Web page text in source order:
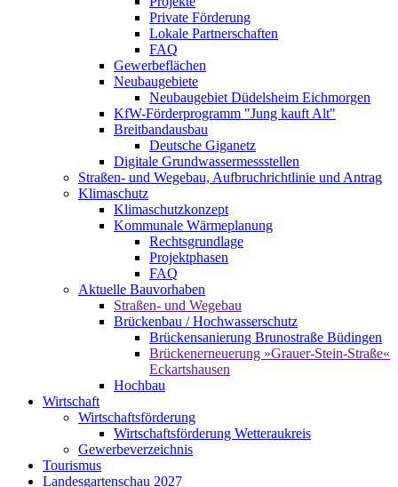
Private Förderung
Lokale Partnerschaften
FAQ
Gewerbeflächen
Neubaugebiete
Neubaugebiet Düdelsheim Eichmorgen
KfW-Förderprogramm "Jung kauft Alt"
Breitbandausbau
Deutsche Giganetz
Digitale Grundwassermessstellen
Straßen- und Wegebau, Aufbruchrichtlinie und Antrag
Klimaschutz
Klimaschutzkonzept
Kommunale Wärmeplanung
Rechtsgrundlage
Projektphasen
FAQ
Aktuelle Bauvorhaben
Straßen- und Wegebau
Brückenbau / Hochwasserschutz
Brückensanierung Brunostraße Büdingen
Brückenerneuerung »Grauer-Stein-Straße«
Eckartshausen
Hochbau
Wirtschaft
Wirtschaftsförderung
Wirtschaftsförderung Wetteraukreis
Gewerbeverzeichnis
Tourismus
Landesgartenschau 2027